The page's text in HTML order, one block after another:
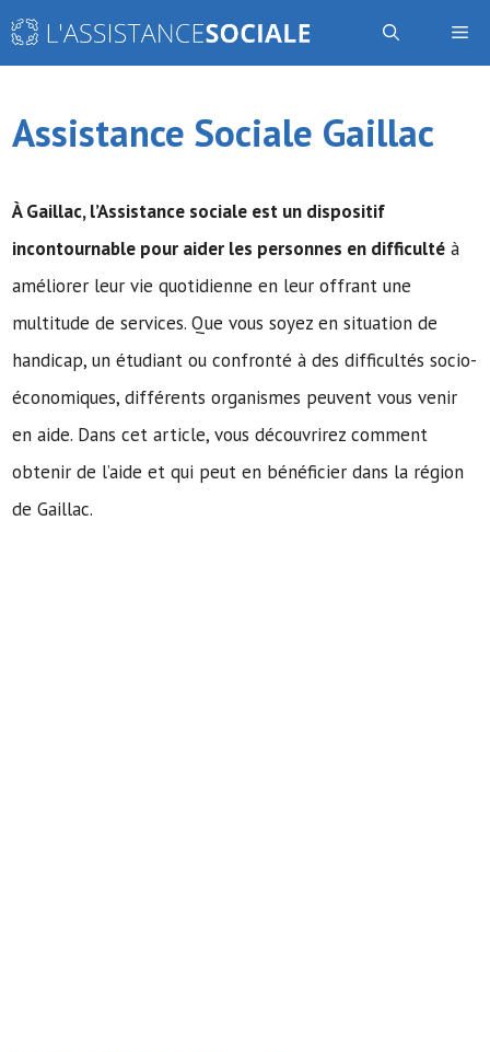
Aller
Assistance Sociale Gaillac
À Gaillac,l’Assistance sociale est un dispositif
incontournable pour aider les personnes en difficulté à
améliorer leur vie quotidienne en leur offrant une
multitude de services. Que vous soyez en situation de
handicap, un étudiant ou confronté à des difficultés socio-
économiques, différents organismes peuvent vous venir
en aide. Dans cet article, vous découvrirez comment
obtenir de l’aide et qui peut en bénéficier dans la région
de Gaillac.